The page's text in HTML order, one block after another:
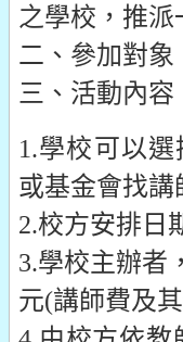
之學校，推派
二、參加對象
三、活動內容
1.學校可以
或基金會找講
2.校方安排日
3.學校主辦者
元(講師費及